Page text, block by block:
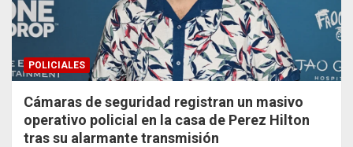
POLICIALES
Cámaras de seguridad registran un masivo
operativo policial en la casa de Perez Hilton
tras su alarmante transmisión